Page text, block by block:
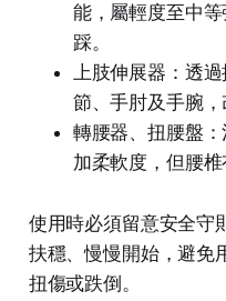
能，屬輕度至中
踩。
上肢伸展器：透
節、手肘及手腕，
轉腰器、扭腰盤
加柔軟度，但腰椎
使用時必須留意安全守
扶穩、慢慢開始，避免
扭傷或跌倒。